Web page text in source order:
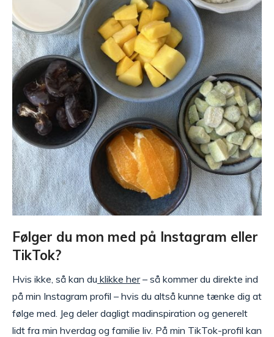
Følger du mon med på Instagram eller
TikTok?
Hvis ikke, så kan du klikke her– så kommer du direkte ind
på min Instagram profil – hvis du altså kunne tænke dig at
følge med. Jeg deler dagligt madinspiration og generelt
lidt fra min hverdag og familie liv. På min TikTok-profil kan